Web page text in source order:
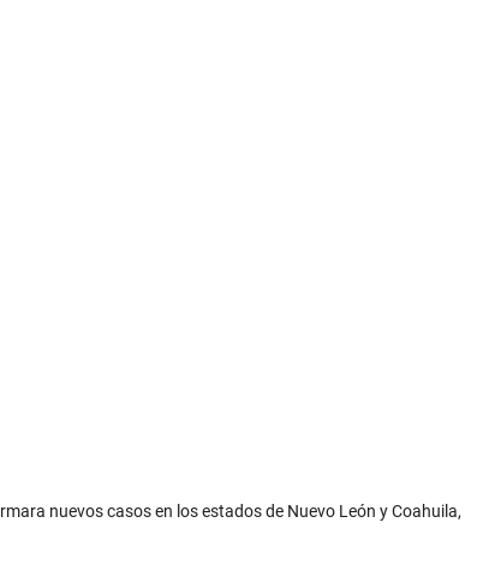
nuevos casos en los estados de Nuevo León y Coahuila,